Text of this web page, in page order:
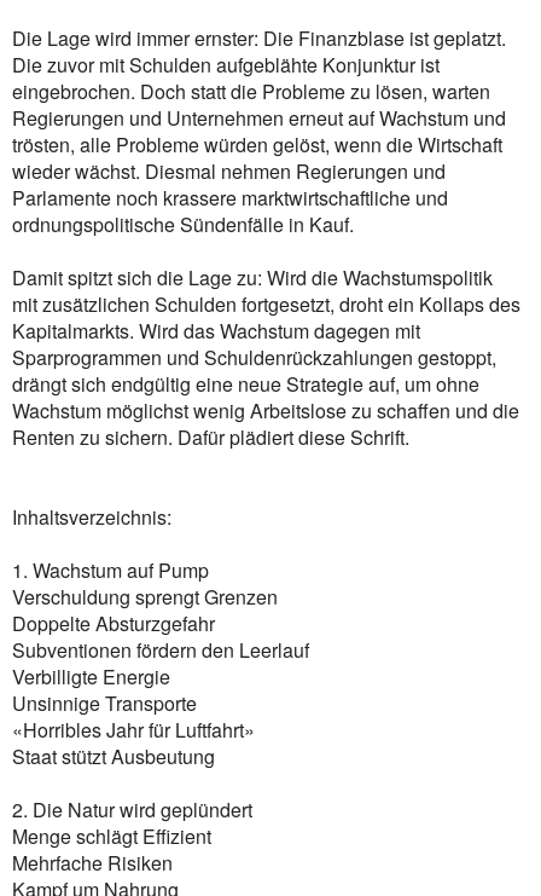
Die Lage wird immer ernster: Die Finanzblase ist geplatzt.
Die zuvor mit Schulden aufgeblähte Konjunktur ist
eingebrochen. Doch statt die Probleme zu lösen, warten
Regierungen und Unternehmen erneut auf Wachstum und
trösten, alle Probleme würden gelöst, wenn die Wirtschaft
wieder wächst. Diesmal nehmen Regierungen und
Parlamente noch krassere marktwirtschaftliche und
ordnungspolitische Sündenfälle in Kauf.
Damit spitzt sich die Lage zu: Wird die Wachstumspolitik
mit zusätzlichen Schulden fortgesetzt, droht ein Kollaps des
Kapitalmarkts. Wird das Wachstum dagegen mit
Sparprogrammen und Schuldenrückzahlungen gestoppt,
drängt sich endgültig eine neue Strategie auf, um ohne
Wachstum möglichst wenig Arbeitslose zu schaffen und die
Renten zu sichern. Dafür plädiert diese Schrift.
Inhaltsverzeichnis:
1. Wachstum auf Pump
Verschuldung sprengt Grenzen
Doppelte Absturzgefahr
Subventionen fördern den Leerlauf
Verbilligte Energie
Unsinnige Transporte
«Horribles Jahr für Luftfahrt»
Staat stützt Ausbeutung
2. Die Natur wird geplündert
Menge schlägt Effizient
Mehrfache Risiken
Kampf um Nahrung